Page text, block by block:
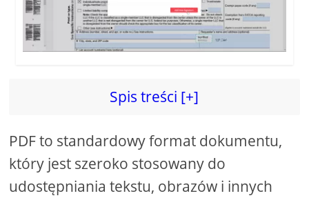
d
e
o
Spis treści [+]
PDF to standardowy format dokumentu,
który jest szeroko stosowany do
udostępniania tekstu, obrazów i innych